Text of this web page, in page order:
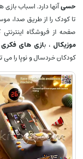
حسیآنها دارد. اسباب
تا کودک را از طریق صدا،
صفحه از فروشگاه
موزیکال ، بازی های فکری
کودکان خردسال و نوپا را